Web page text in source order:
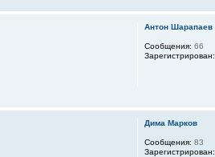
Антон Шарапаев
Сообщения: 66
Зарегистрирован:
Дима Марков
Сообщения: 83
Зарегистрирован: